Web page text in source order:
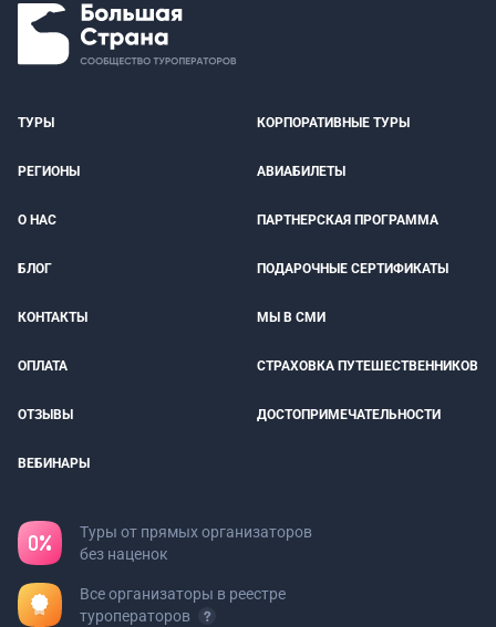
ТУРЫ КОРПОРАТИВНЫЕ ТУРЫ
РЕГИОНЫ АВИАБИЛЕТЫ
О НАС ПАРТНЕРСКАЯ ПРОГРАММА
БЛОГ ПОДАРОЧНЫЕ СЕРТИФИКАТЫ
КОНТАКТЫ МЫ В СМИ
ОПЛАТА СТРАХОВКА ПУТЕШЕСТВЕННИКОВ
ОТЗЫВЫ ДОСТОПРИМЕЧАТЕЛЬНОСТИ
ВЕБИНАРЫ
Туры от прямых организаторов
без наценок
Все организаторы в реестре
туроператоров